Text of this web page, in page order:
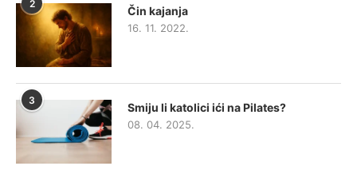
2
Čin kajanja
16. 11. 2022.
3
Smiju li katolici ići na Pilates?
08. 04. 2025.